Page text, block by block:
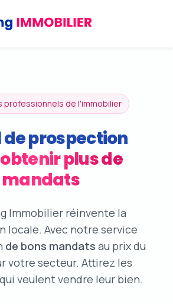
professionnels de l'immobilier
de prospection
plus de
mandats
Immobilier réinvente la
locale. Avec notre service
de bons mandats au prix du
votre secteur. Attirez les
veulent vendre leur bien.